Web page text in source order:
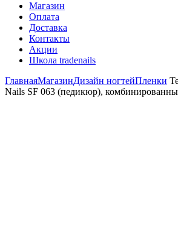
Магазин
Оплата
Доставка
Контакты
Акции
Школа tradenails
ГлавнаяМагазинДизайн ногтейПленки
Nails SF 063 (педикюр),